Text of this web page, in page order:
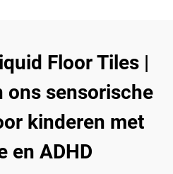
Floor Tiles |
ons sensorische
kinderen met
en ADHD